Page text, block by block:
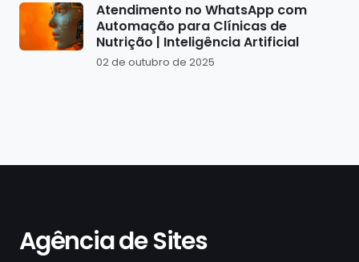
Atendimento no WhatsApp com
Automação para Clínicas de
Nutrição | Inteligência Artificial
02 de outubro de 2025
Agência de Sites